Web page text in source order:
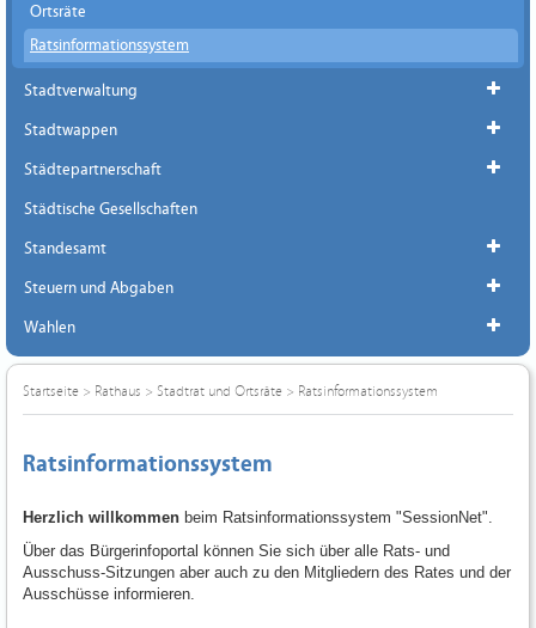
Ortsräte
Ratsinformationssystem
Stadtverwaltung
Stadtwappen
Städtepartnerschaft
Städtische Gesellschaften
Standesamt
Steuern und Abgaben
Wahlen
Startseite > Rathaus > Stadtrat und Ortsräte > Ratsinformationssystem
Ratsinformationssystem
Herzlich willkommen beim Ratsinformationssystem "SessionNet".
Über das Bürgerinfoportal können Sie sich über alle Rats- und
Ausschuss-Sitzungen aber auch zu den Mitgliedern des Rates und der
Ausschüsse informieren.